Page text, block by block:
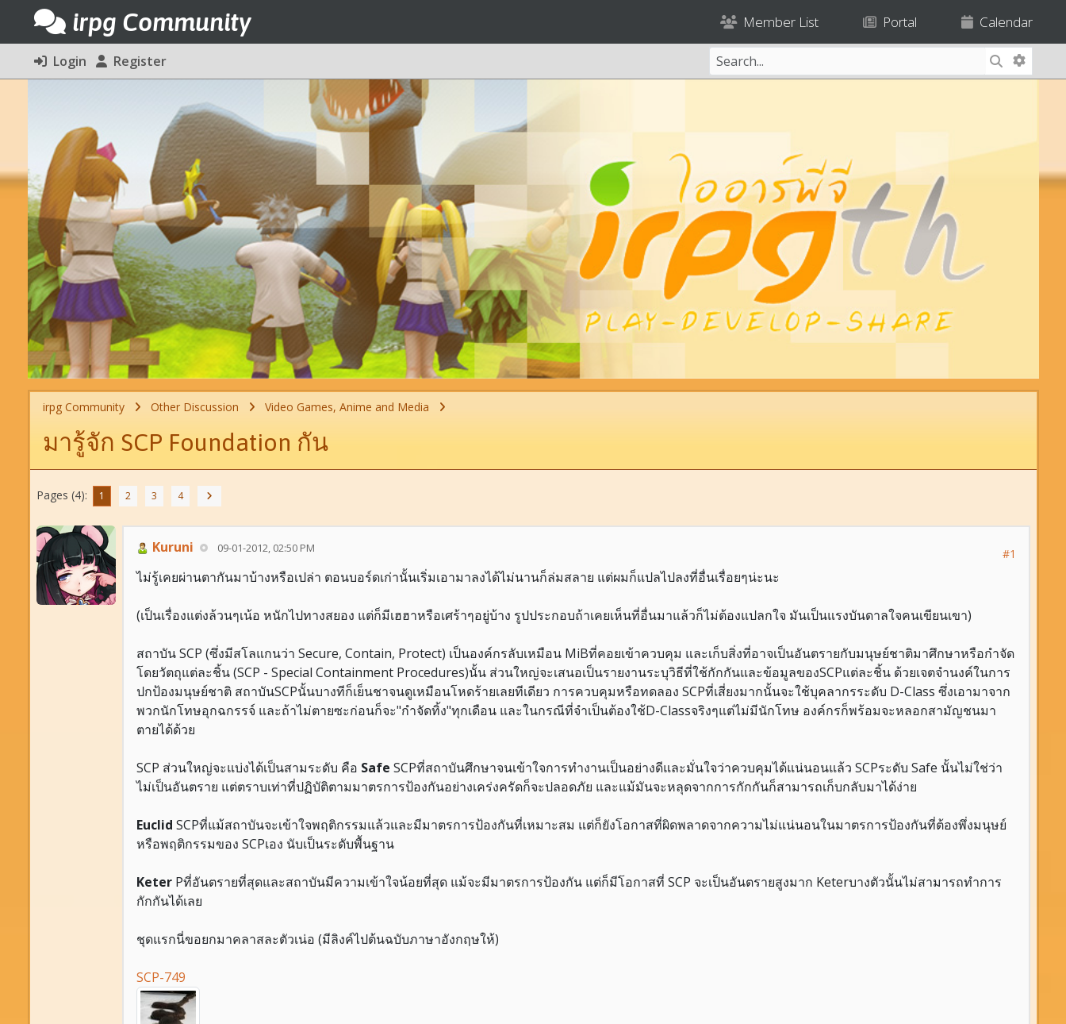
irpg Community Member List Portal Calendar
Login Register
irpg Community Other Discussion Video Games, Anime and Media
มารู้จัก SCP Foundation กัน
Pages (4): 1 2 3 4
Kuruni 09-01-2012, 02:50 PM #1
ไม่รู้เคยผ่านตากันมาบ้างหรือเปล่า ตอนบอร์ดเก่านั้นเริ่มเอามาลงได้ไม่นานก็ล่มสลาย แต่ผมก็แปลไปลงที่อื่นเรื่อยๆน่ะนะ
(เป็นเรื่องแต่งล้วนๆเน้อ หนักไปทางสยอง แต่ก็มีเฮฮาหรือเศร้าๆอยู่บ้าง รูปประกอบถ้าเคยเห็นที่อื่นมาแล้วก็ไม่ต้องแปลกใจ มันเป็นแรงบันดาลใจคนเขียนเขา)
สถาบัน SCP (ซึ่งมีสโลแกนว่า Secure, Contain, Protect) เป็นองค์กรลับเหมือน MiBที่คอยเข้าควบคุม และเก็บสิ่งที่อาจเป็นอันตรายกับมนุษย์ชาติมาศึกษาหรือกำจัด
โดยวัตถุแต่ละชิ้น (SCP - Special Containment Procedures)นั้น ส่วนใหญ่จะเสนอเป็นรายงานระบุวิธีที่ใช้กักกันและข้อมูลของSCPแต่ละชิ้น ด้วยเจตจำนงค์ในการ
ปกป้องมนุษย์ชาติ สถาบันSCPนั้นบางทีก็เย็นชาจนดูเหมือนโหดร้ายเลยทีเดียว การควบคุมหรือทดลอง SCPที่เสี่ยงมากนั้นจะใช้บุคลากรระดับ D-Class ซึ่งเอามาจาก
พวกนักโทษอุกฉกรรจ์ และถ้าไม่ตายซะก่อนก็จะ"กำจัดทิ้ง"ทุกเดือน และในกรณีที่จำเป็นต้องใช้D-Classจริงๆแต่ไม่มีนักโทษ องค์กรก็พร้อมจะหลอกสามัญชนมา
ตายได้ด้วย
SCP ส่วนใหญ่จะแบ่งได้เป็นสามระดับ คือ Safe SCPที่สถาบันศึกษาจนเข้าใจการทำงานเป็นอย่างดีและมั่นใจว่าควบคุมได้แน่นอนแล้ว SCPระดับ Safe นั้นไม่ใช่ว่า
ไม่เป็นอันตราย แต่ตราบเท่าที่ปฏิบัติตามมาตรการป้องกันอย่างเคร่งครัดก็จะปลอดภัย และแม้มันจะหลุดจากการกักกันก็สามารถเก็บกลับมาได้ง่าย
Euclid SCPที่แม้สถาบันจะเข้าใจพฤติกรรมแล้วและมีมาตรการป้องกันที่เหมาะสม แต่ก็ยังโอกาสที่ผิดพลาดจากความไม่แน่นอนในมาตรการป้องกันที่ต้องพึ่งมนุษย์
หรือพฤติกรรมของ SCPเอง นับเป็นระดับพื้นฐาน
KeterPที่อันตรายที่สุดและสถาบันมีความเข้าใจน้อยที่สุด แม้จะมีมาตรการป้องกัน แต่ก็มีโอกาสที่ SCP จะเป็นอันตรายสูงมาก Keterบางตัวนั้นไม่สามารถทำการ
กักกันได้เลย
ชุดแรกนี่ขอยกมาคลาสละตัวเน่อ (มีลิงค์ไปต้นฉบับภาษาอังกฤษให้)
SCP-749